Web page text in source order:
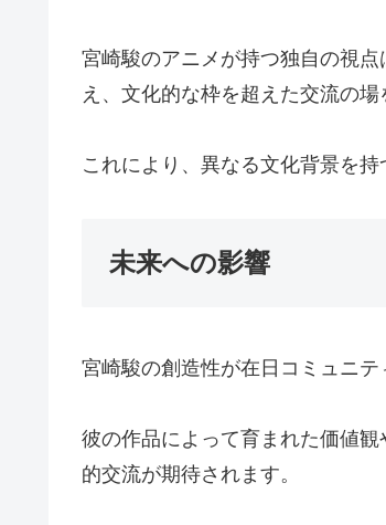
宮崎駿のアニメが持つ独自の視
え、文化的な枠を超えた交流の場
これにより、異なる文化背景を
未来への影響
宮崎駿の創造性が在日コミュニテ
彼の作品によって育まれた価値
的交流が期待されます。